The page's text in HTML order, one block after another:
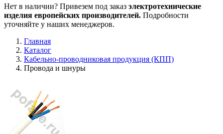
Нет в наличии? Привезем под заказ электротехнические
изделия европейских производителей. Подробности
уточняйте у наших менеджеров.
Главная
Каталог
Кабельно-проводниковая продукция (КПП)
Провода и шнуры